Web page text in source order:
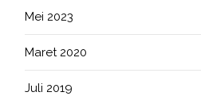
Mei 2023
Maret 2020
Juli 2019